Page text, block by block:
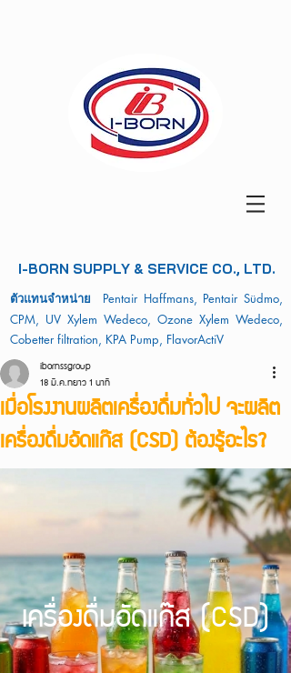
I-BORN SUPPLY & SERVICE CO., LTD.
ตัวแทนจำหน่าย Pentair Haffmans, Pentair Südmo,
CPM, UV Xylem Wedeco, Ozone Xylem Wedeco,
Cobetter filtration, KPA Pump, FlavorActiV
เมื่อโรงงานผลิตเครื่องดื่มทั่วไป จะผลิต
เครื่องดื่มอัดแก๊ส (CSD) ต้องรู้อะไร?
ibornssgroup
18 มี.ค. ยาว 1 นาที
เครื่องดื่มอัดแก๊ส (CSD)